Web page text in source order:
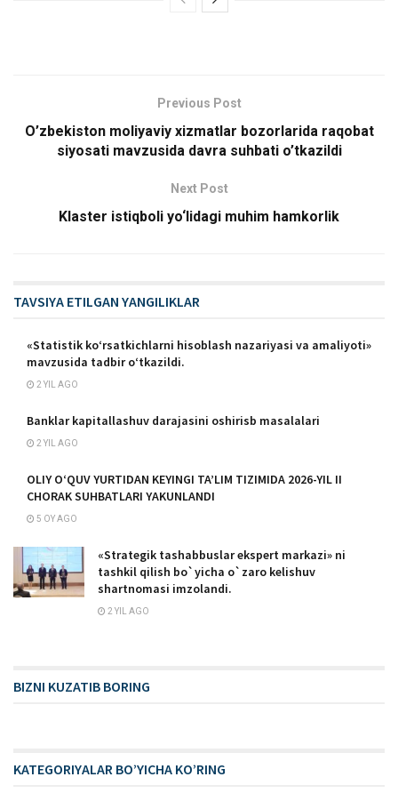
Previous Post
O’zbekiston moliyaviy xizmatlar bozorlarida raqobat
siyosati mavzusida davra suhbati o’tkazildi
Next Post
Klaster istiqboli yo‘lidagi muhim hamkorlik
TAVSIYA ETILGAN YANGILIKLAR
«Statistik ko‘rsatkichlarni hisoblash nazariyasi va amaliyoti»
mavzusida tadbir o‘tkazildi.
2 YIL AGO
Banklar kapitallashuv darajasini oshirisb masalalari
2 YIL AGO
OLIY OʻQUV YURTIDAN KEYINGI TAʼLIM TIZIMIDA 2026-YIL II
CHORAK SUHBATLARI YAKUNLANDI
5 OY AGO
«Strategik tashabbuslar ekspert markazi» ni
tashkil qilish bo`yicha o`zaro kelishuv
shartnomasi imzolandi.
2 YIL AGO
BIZNI KUZATIB BORING
KATEGORIYALAR BO’YICHA KO’RING